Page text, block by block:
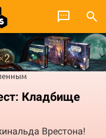
Кладбище
Врестона!